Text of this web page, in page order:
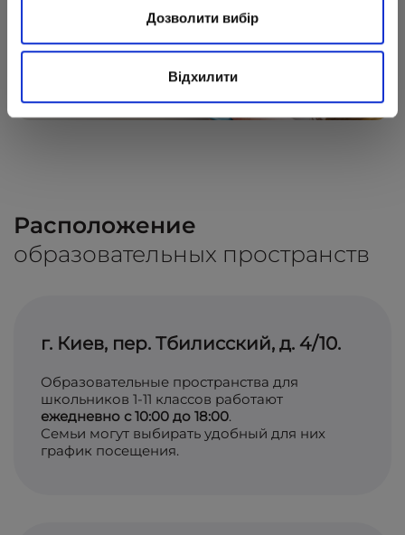
Дозволити вибір
Відхилити
Расположение
образовательных пространств
г. Киев, пер. Тбилисский, д. 4/10.
Образовательные пространства для
школьников 1-11 классов работают
ежедневно с 10:00 до 18:00.
Семьи могут выбирать удобный для них
график посещения.